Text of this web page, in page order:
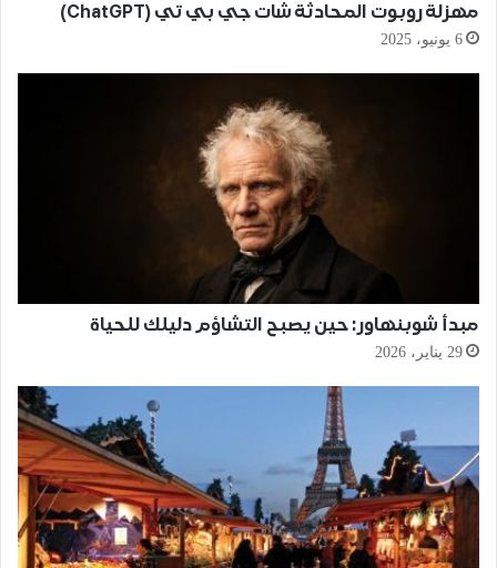
مهزلة روبوت المحادثة شات جي بي تي (ChatGPT)
6 يونيو، 2025
مبدأ شوبنهاور: حين يصبح التشاؤم دليلك للحياة
29 يناير، 2026